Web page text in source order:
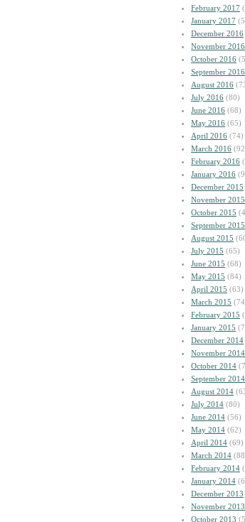
February 2017
January 2017
December 2016
November 2016
October 2016
September 2016
August 2016
July 2016 (80)
June 2016 (68)
May 2016 (65)
April 2016 (74)
March 2016
February 2016
January 2016
December 2015
November 2015
October 2015
September 2015
August 2015
July 2015 (65)
June 2015 (68)
May 2015 (84)
April 2015 (63)
March 2015
February 2015
January 2015
December 2014
November 2014
October 2014
September 2014
August 2014
July 2014 (80)
June 2014 (56)
May 2014 (62)
April 2014 (69)
March 2014
February 2014
January 2014
December 2013
November 2013
October 2013